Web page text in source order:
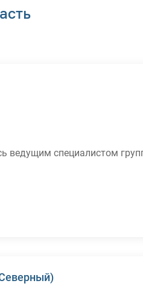
ведущим специалистом